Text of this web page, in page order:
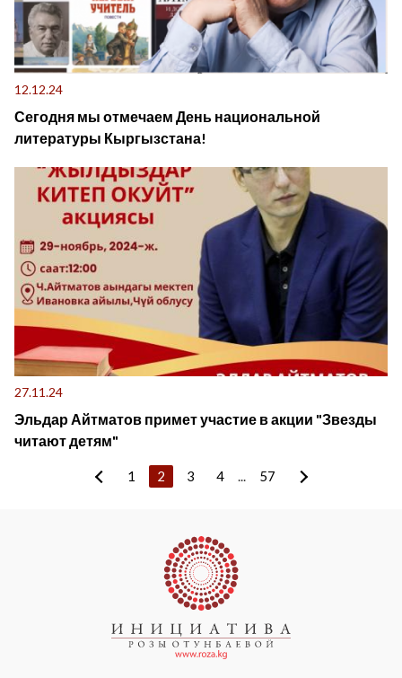
12.12.24
Сегодня мы отмечаем День национальной
литературы Кыргызстана!
27.11.24
Эльдар Айтматов примет участие в акции "Звезды
читают детям"
1 2 3 4 ... 57